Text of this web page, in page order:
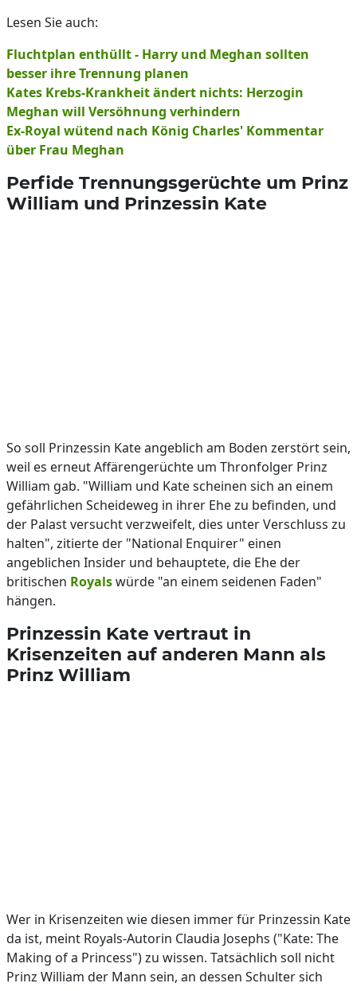
Lesen Sie auch:
Fluchtplan enthüllt - Harry und Meghan sollten
besser ihre Trennung planen
Kates Krebs-Krankheit ändert nichts: Herzogin
Meghan will Versöhnung verhindern
Ex-Royal wütend nach König Charles' Kommentar
über Frau Meghan
Perfide Trennungsgerüchte um Prinz
William und Prinzessin Kate
So soll Prinzessin Kate angeblich am Boden zerstört sein,
weil es erneut Affärengerüchte um Thronfolger Prinz
William gab. "William und Kate scheinen sich an einem
gefährlichen Scheideweg in ihrer Ehe zu befinden, und
der Palast versucht verzweifelt, dies unter Verschluss zu
halten", zitierte der "National Enquirer" einen
angeblichen Insider und behauptete, die Ehe der
britischen Royalswürde "an einem seidenen Faden"
hängen.
Prinzessin Kate vertraut in
Krisenzeiten auf anderen Mann als
Prinz William
Wer in Krisenzeiten wie diesen immer für Prinzessin Kate
da ist, meint Royals-Autorin Claudia Josephs ("Kate: The
Making of a Princess") zu wissen. Tatsächlich soll nicht
Prinz William der Mann sein, an dessen Schulter sich